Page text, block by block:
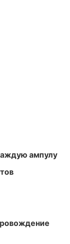
ампулу